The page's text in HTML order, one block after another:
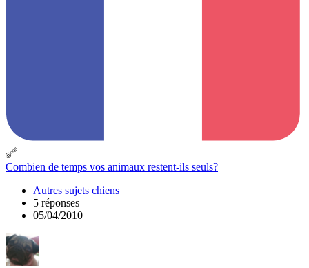
Combien de temps vos animaux restent-ils seuls?
Autres sujets chiens
5 réponses
05/04/2010